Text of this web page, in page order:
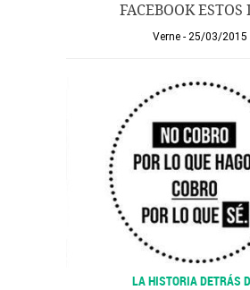
FACEBOOK ESTOS
Verne 25/03/2015
LA HISTORIA DETRÁS